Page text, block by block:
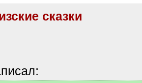
сказки